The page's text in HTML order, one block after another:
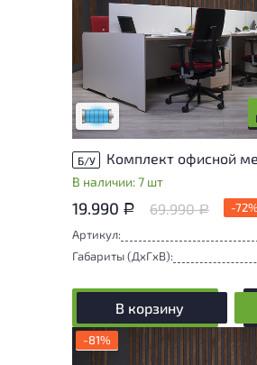
Состояние товара приближено
могут присутствовать
следы эксплуатации
Низкая степень износа
Б/У
В наличии: 7 шт
19.990 Р 69.990Р
-72%
Артикул:
Габариты (ДxГxВ):
В корзину
-81%